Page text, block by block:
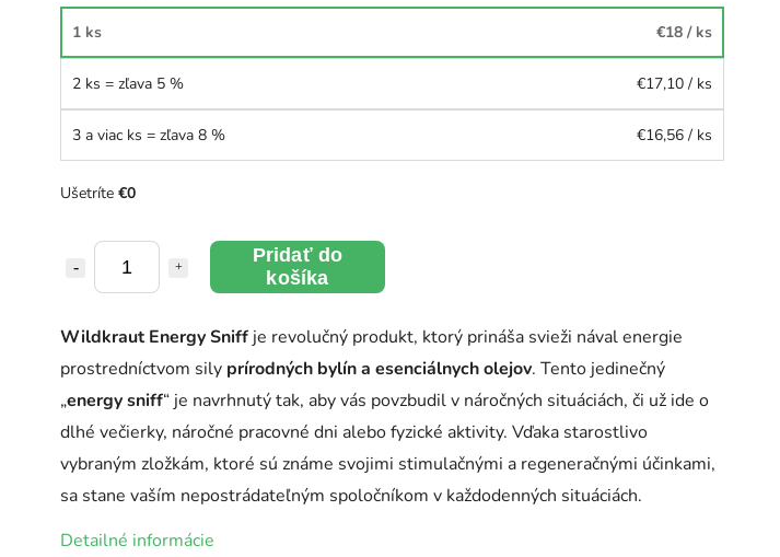
1 ks €18 / ks
2 ks = zľava 5 % €17,10 / ks
3 a viac ks = zľava 8 % €16,56 / ks
Ušetríte €0
Pridať do
košíka
Wildkraut Energy Sniff je revolučný produkt, ktorý prináša svieži nával energie
prostredníctvom sily prírodných bylín a esenciálnych olejov. Tento jedinečný
„energy sniff“ je navrhnutý tak, aby vás povzbudil v náročných situáciách, či už ide o
dlhé večierky, náročné pracovné dni alebo fyzické aktivity. Vďaka starostlivo
vybraným zložkám, ktoré sú známe svojimi stimulačnými a regeneračnými účinkami,
sa stane vaším nepostrádateľným spoločníkom v každodenných situáciách.
Detailné informácie